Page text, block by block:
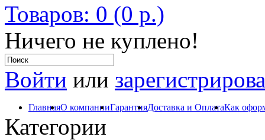
Товаров: 0 (0 р.)
Ничего не куплено!
Войти или
ГлавнаяО компанииГарантияДоставка и ОплатаКак
Категории